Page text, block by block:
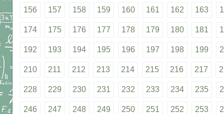
156 157 158 159 160 161 162 163
174 175 176 177 178 179 180 181
192 193 194 195 196 197 198 199
210 211 212 213 214 215 216 217
228 229 230 231 232 233 234 235
246 247 248 249 250 251 252 253